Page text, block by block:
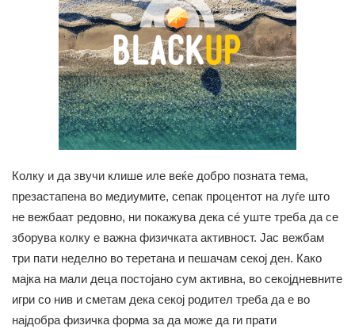
Колку и да звучи клише иле веќе добро позната тема,
презастапена во медиумите, сепак процентот на луѓе што
не вежбаат редовно, ни покажува дека сé уште треба да се
зборува колку е важна физичката активност. Јас вежбам
три пати неделно во теретана и пешачам секој ден. Како
мајка на мали деца постојано сум активна, во секојдневните
игри со нив и сметам дека секој родител треба да е во
најдобра физичка форма за да може да ги прати